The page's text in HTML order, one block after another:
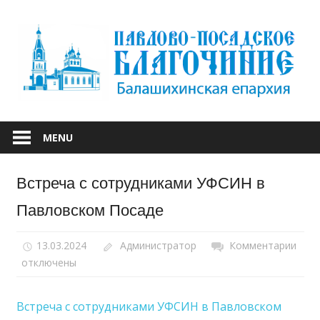
content
ПАВЛОВО-
ПОСАДСКОЕ
MENU
Встреча с сотрудниками УФСИН в
Павловском Посаде
13.03.2024 Администратор Комментарии
отключены
Встреча с сотрудниками УФСИН в Павловском